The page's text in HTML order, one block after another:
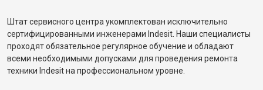
Штат сервисного центра укомплектован исключительно
сертифицированными инженерами Indesit. Наши специалисты
проходят обязательное регулярное обучение и обладают
всеми необходимыми допусками для проведения ремонта
техники Indesit на профессиональном уровне.